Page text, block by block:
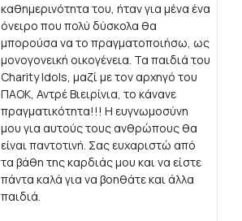
καθημερινότητα του, ήταν για μένα ένα
όνειρο που πολύ δύσκολα θα
μπορούσα να το πραγματοποιήσω, ως
μονογονεική οικογένεια. Τα παιδιά του
Charity Idols, μαζί με τον αρχηγό του
ΠΑΟΚ, Αντρέ Βιειρίνια, το κάνανε
πραγματικότητα!!! Η ευγνωμοσύνη
μου για αυτούς τους ανθρώπους θα
είναι παντοτινή. Σας ευχαριστώ από
τα βάθη της καρδιάς μου και να είστε
πάντα καλά για να βοηθάτε και άλλα
παιδιά.